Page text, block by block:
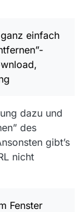
sondern
und ist damit
einfach
dazu und
des
gibt’s
nicht
Fenster